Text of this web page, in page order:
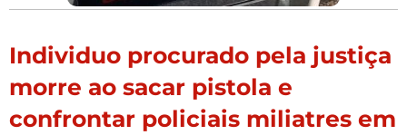
Individuo procurado pela justiça
morre ao sacar pistola e
confrontar policiais miliatres em